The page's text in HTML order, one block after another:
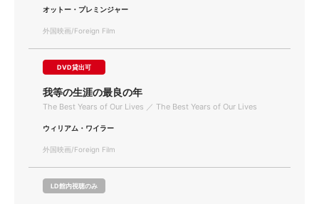
オットー・プレミンジャー
外国映画/Foreign Film
DVD貸出可
我等の生涯の最良の年
The Best Years of Our Lives ／ The Best Years of Our Lives
ウィリアム・ワイラー
外国映画/Foreign Film
LD館内視聴のみ